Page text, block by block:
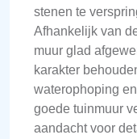
stenen te
Afhankelijk van
muur glad
karakter
waterophoping
goede tuinmuur
aandacht voor